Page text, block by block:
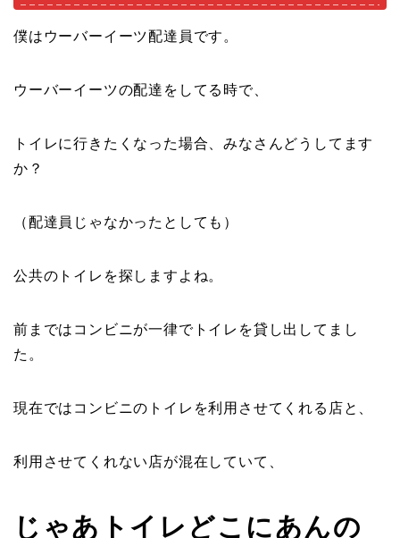
僕はウーバーイーツ配達員です。
ウーバーイーツの配達をしてる時で、
トイレに行きたくなった場合、みなさんどうしてます
か？
（配達員じゃなかったとしても）
公共のトイレを探しますよね。
前まではコンビニが一律でトイレを貸し出してまし
た。
現在ではコンビニのトイレを利用させてくれる店と、
利用させてくれない店が混在していて、
じゃあトイレどこにあんの